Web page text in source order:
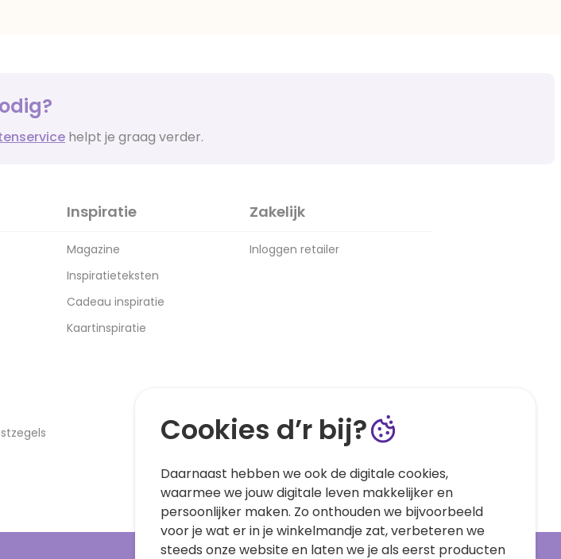
helpt je graag verder.
Inspiratie
Magazine
Inspiratieteksten
Cadeau inspiratie
Kaartinspiratie
Zakelijk
Inloggen retailer
Cookies d’r bij?
Daarnaast hebben we ook de digitale cookies,
waarmee we jouw digitale leven makkelijker en
persoonlijker maken. Zo onthouden we bijvoorbeeld
voor je wat er in je winkelmandje zat, verbeteren we
steeds onze website en laten we je als eerst producten